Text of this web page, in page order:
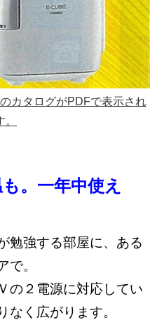
カタログがPDFで表示され
。
。一年中使え
勉強する部屋に、ある
で。
の２電源に対応してい
なく広がります。